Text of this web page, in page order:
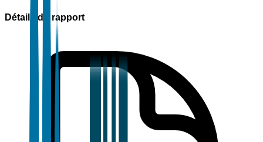
Détails du rapport